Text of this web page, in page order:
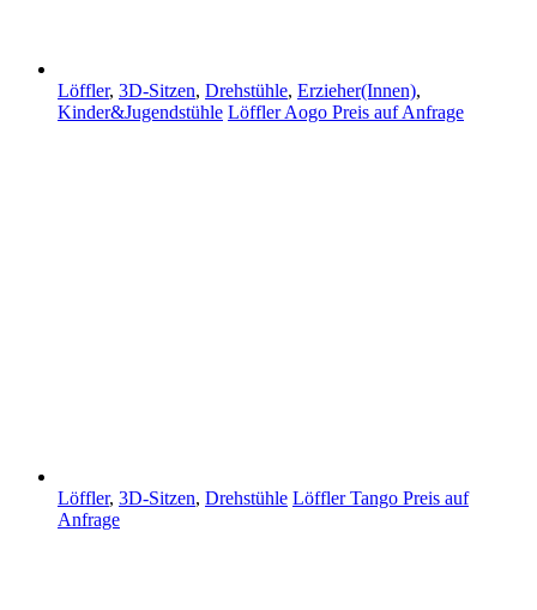
Löffler, 3D-Sitzen, Drehstühle, Erzieher(Innen),
Kinder&Jugendstühle Löffler Aogo Preis auf Anfrage
Löffler, 3D-Sitzen, Drehstühle Löffler Tango Preis auf
Anfrage